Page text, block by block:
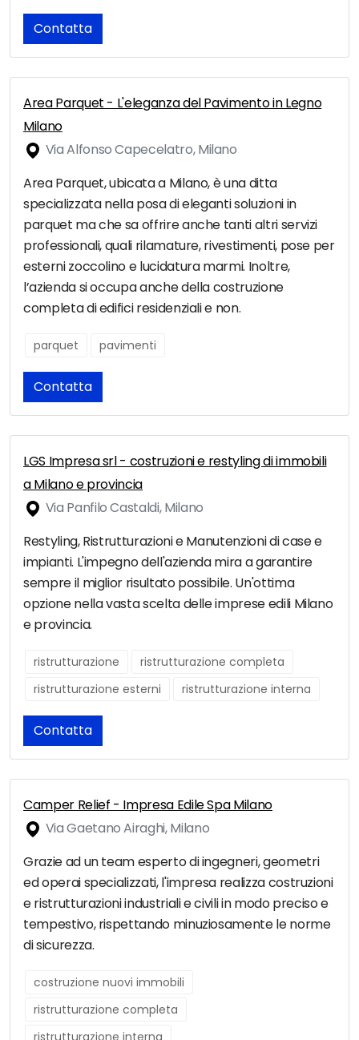
Contatta
Area Parquet - L'eleganza del Pavimento in Legno
Milano
Via Alfonso Capecelatro, Milano
Area Parquet, ubicata a Milano, è una ditta
specializzata nella posa di eleganti soluzioni in
parquet ma che sa offrire anche tanti altri servizi
professionali, quali rilamature, rivestimenti, pose per
esterni zoccolino e lucidatura marmi. Inoltre,
l’azienda si occupa anche della costruzione
completa di edifici residenziali e non.
parquet pavimenti
Contatta
LGS Impresa srl - costruzioni e restyling di immobili
a Milano e provincia
Via Panfilo Castaldi, Milano
Restyling, Ristrutturazioni e Manutenzioni di case e
impianti. L'impegno dell'azienda mira a garantire
sempre il miglior risultato possibile. Un'ottima
opzione nella vasta scelta delle imprese edili Milano
e provincia.
ristrutturazione
ristrutturazione completa
ristrutturazione esterni
ristrutturazione interna
Contatta
Camper Relief - Impresa Edile Spa Milano
Via Gaetano Airaghi, Milano
Grazie ad un team esperto di ingegneri, geometri
ed operai specializzati, l'impresa realizza costruzioni
e ristrutturazioni industriali e civili in modo preciso e
tempestivo, rispettando minuziosamente le norme
di sicurezza.
costruzione nuovi immobili
ristrutturazione completa